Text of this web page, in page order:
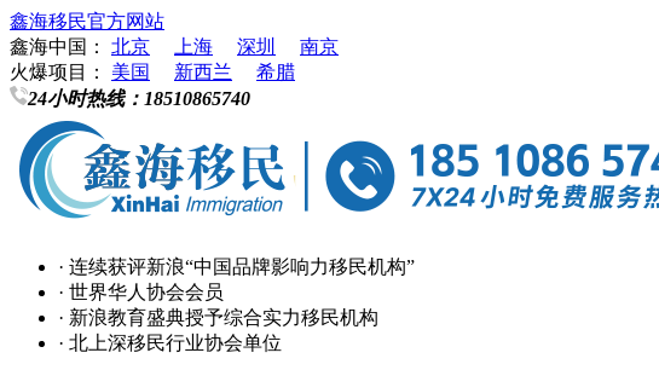
鑫海移民官方网站
鑫海中国：
北京 上海 深圳
南京
火爆项目：
美国 新西兰
希腊
24小时热线： 18510865740
· 连续获评新浪“中国品牌影响力移民机构”
· 世界华人协会会员
· 新浪教育盛典授予综合实力移民机构
· 北上深移民行业协会单位